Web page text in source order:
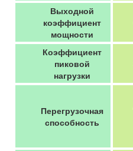
Выходной
коэффициент
мощности
Коэффициент
пиковой
нагрузки
Перегрузочная
способность